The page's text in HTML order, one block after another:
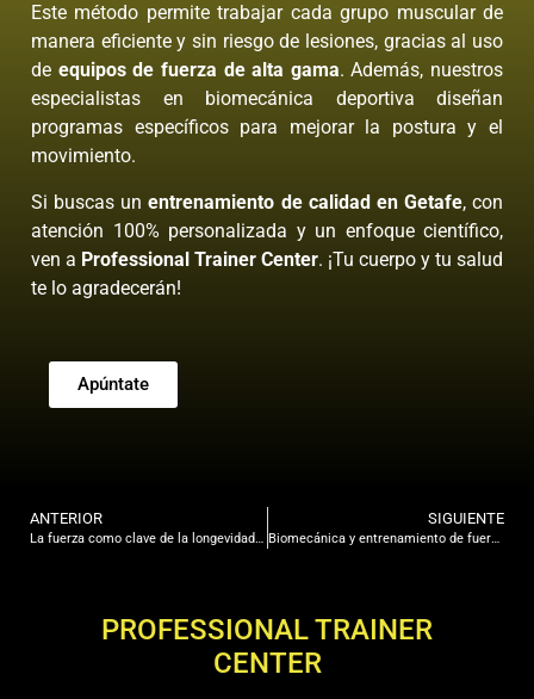
Este método permite trabajar cada grupo muscular de
manera eficiente y sin riesgo de lesiones, gracias al uso
de equipos de fuerza de alta gama. Además, nuestros
especialistas en biomecánica deportiva diseñan
programas específicos para mejorar la postura y el
movimiento.
Si buscas unentrenamiento de calidad en Getafe, con
atención 100% personalizada y un enfoque científico,
ven a Professional Trainer Center. ¡Tu cuerpo y tu salud
te lo agradecerán!
Apúntate
ANTERIOR
La fuerza como clave de la longevidad: El entrenamiento del futuro en Getafe
SIGUIENTE
Biomecánica y entrenamiento de fuerza: La clave del rendimiento deportivo
PROFESSIONAL TRAINER
CENTER